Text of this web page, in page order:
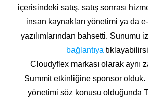
içerisindeki satış, satış sonrası
insan kaynakları yönetimi ya da
yazılımlarından bahsetti. Sunumu
bağlantıya
Cloudyflex markası olarak aynı
Summit etkinliğine sponsor
yönetimi söz konusu olduğunda